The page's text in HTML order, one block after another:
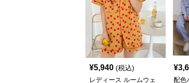
¥5,940 (税込)
レディース ルームウェ
¥
配色